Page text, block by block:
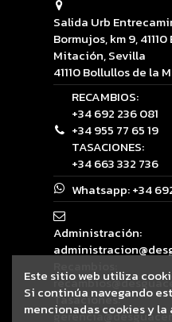
Salida Urb
Bormujos, km 9,
Mitación, Sevilla
41110 Bollullos de la
RECAMBIOS:
+34 692 236 081
+34 955 77 65 19
TASACIONES:
+34 663 332 736
Whatsapp:+34
Administración:
Tasaciones:
Este sitio web utiliza
Si continúa navegando
mencionadas cookies y